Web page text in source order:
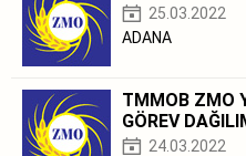
25.03.2022
ADANA
TMMOB ZMO
GÖREV
24.03.2022